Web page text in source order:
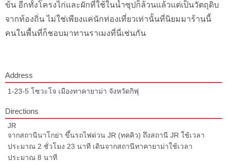
ข้น อีกทั้งโครงไก่และผักที่ใช้ในน้ำซุปก็ล้วนแล้วแต่เป็นวัตถุดิบ
จากท้องถิ่น ไม่ใช่เพียงแค่นักท่องเที่ยวเท่านั้นที่นิยมมาร้านนี้
คนในพื้นที่ก็ชอบมาทานราเมงที่นี่เช่นกัน
Address
1-23-5 โซวะโจ เมืองทาคายาม่า จังหวัดกิฟุ
Directions
JR
จากสถานีนาโกย่า ขึ้นรถไฟด่วน JR (ทคคิว) ถึงสถานี JR ใช้เวลา
ประมาณ 2 ชั่วโมง 23 นาที เดินจากสถานีทาคายาม่าใช้เวลา
ประมาณ 8 นาที